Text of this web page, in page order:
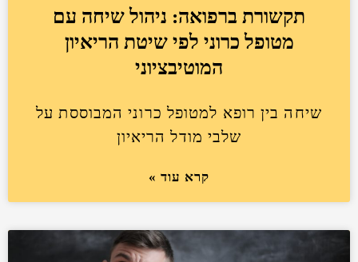
תקשורת ברפואה: ניהול שיחה עם
מטופל כרוני לפי שיטת הריאיון
המוטיבציוני
שיחה בין רופא למטופל כרוני המבוססת על
שלבי מודל הריאיון
קרא עוד »